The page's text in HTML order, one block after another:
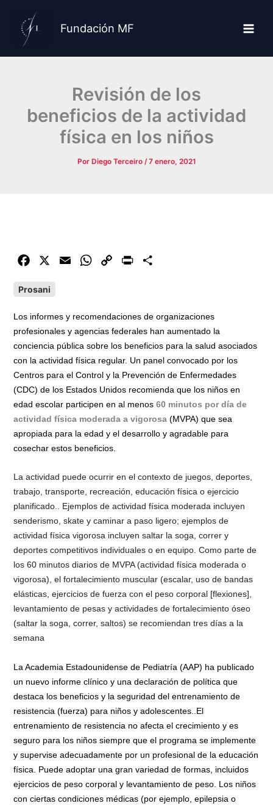
contenido
Fundación MF
Revisión de los
beneficios de la actividad
física en los niños
Por Diego Terceiro /7 enero, 2021
c
b
k
l
W
s
p
C
L
n
k
t
a
i
r
Prosani
Los informes y recomendaciones de organizaciones
profesionales y agencias federales han aumentado la
conciencia pública sobre los beneficios para la salud asociados
con la actividad física regular. Un panel convocado por los
Centros para el Control y la Prevención de Enfermedades
(CDC) de los Estados Unidos recomienda que los niños en
edad escolar participen en al menos 60 minutos por día de
actividad física moderada a vigorosa(MVPA) que sea
apropiada para la edad y el desarrollo y agradable para
cosechar estos beneficios.
La actividad puede ocurrir en el contexto de juegos, deportes,
trabajo, transporte, recreación, educación física o ejercicio
planificado.. Ejemplos de actividad física moderada incluyen
senderismo, skate y caminar a paso ligero; ejemplos de
actividad física vigorosa incluyen saltar la soga, correr y
deportes competitivos individuales o en equipo. Como parte de
los 60 minutos diarios de MVPA (actividad física moderada o
vigorosa), el fortalecimiento muscular (escalar, uso de bandas
elásticas, ejercicios de fuerza con el peso corporal [flexiones],
levantamiento de pesas y actividades de fortalecimiento óseo
(saltar la soga, correr, saltos) se recomiendan tres días a la
semana
La Academia Estadounidense de Pediatría (AAP) ha publicado
un nuevo informe clínico y una declaración de política que
destaca los beneficios y la seguridad del entrenamiento de
resistencia (fuerza) para niños y adolescentes..El
entrenamiento de resistencia no afecta el crecimiento y es
seguro para los niños siempre que el programa se implemente
y supervise adecuadamente por un profesional de la educación
física. Puede adoptar una gran variedad de formas, incluidos
ejercicios de peso corporal y levantamiento de peso. Los niños
con ciertas condiciones médicas (por ejemplo, epilepsia o